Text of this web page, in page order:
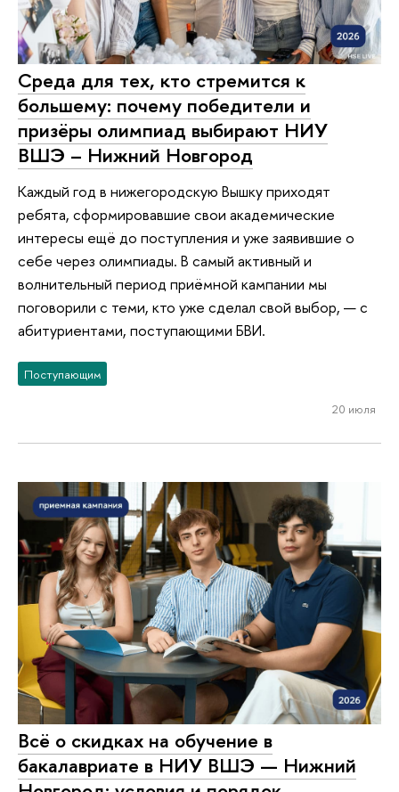
Среда для тех, кто стремится к
большему: почему победители и
призёры олимпиад выбирают НИУ
ВШЭ – Нижний Новгород
Каждый год в нижегородскую Вышку приходят
ребята, сформировавшие свои академические
интересы ещё до поступления и уже заявившие о
себе через олимпиады. В самый активный и
волнительный период приёмной кампании мы
поговорили с теми, кто уже сделал свой выбор, — с
абитуриентами, поступающими БВИ.
Поступающим
20 июля
Всё о скидках на обучение в
бакалавриате в НИУ ВШЭ — Нижний